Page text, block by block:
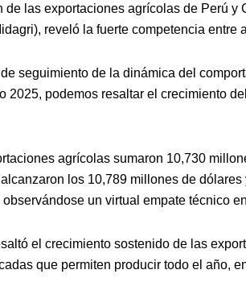
de las exportaciones agrícolas de Perú
reveló la fuerte competencia entre
seguimiento de la dinámica del
2025, podemos resaltar el crecimiento
agrícolas sumaron 10,730
los 10,789 millones de
un virtual empate técnico
el crecimiento sostenido de las
que permiten producir todo el año,